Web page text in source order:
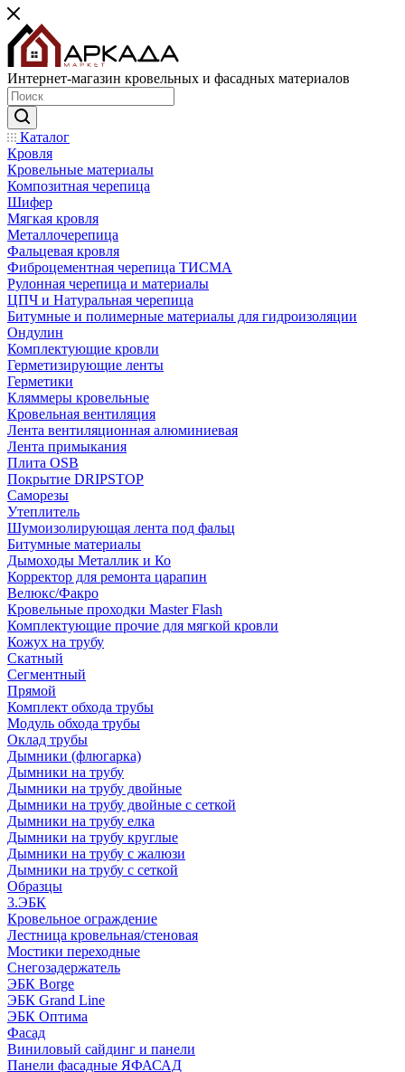
Интернет-магазин кровельных и фасадных материалов
Каталог
Кровля
Кровельные материалы
Композитная черепица
Шифер
Мягкая кровля
Металлочерепица
Фальцевая кровля
Фиброцементная черепица ТИСМА
Рулонная черепица и материалы
ЦПЧ и Натуральная черепица
Битумные и полимерные материалы для гидроизоляции
Ондулин
Комплектующие кровли
Герметизирующие ленты
Герметики
Кляммеры кровельные
Кровельная вентиляция
Лента вентиляционная алюминиевая
Лента примыкания
Плита OSB
Покрытие DRIPSTOP
Саморезы
Утеплитель
Шумоизолирующая лента под фальц
Битумные материалы
Дымоходы Металлик и Ко
Корректор для ремонта царапин
Велюкс/Факро
Кровельные проходки Master Flash
Комплектующие прочие для мягкой кровли
Кожух на трубу
Скатный
Сегментный
Прямой
Комплект обхода трубы
Модуль обхода трубы
Оклад трубы
Дымники (флюгарка)
Дымники на трубу
Дымники на трубу двoйные
Дымники на трубу двoйные с сеткой
Дымники на трубу елка
Дымники на трубу круглые
Дымники на трубу с жалюзи
Дымники на трубу с сеткой
Образцы
3.ЭБК
Кровельное ограждение
Лестница кровельная/стеновая
Мостики переходные
Снегозадержатель
ЭБК Borge
ЭБК Grand Line
ЭБК Оптима
Фасад
Виниловый сайдинг и панели
Панели фасадные ЯФАСАД